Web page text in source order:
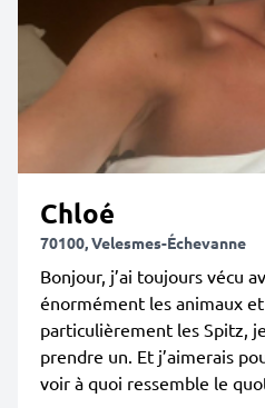
Chloé
70100, Velesmes-Échevanne
Bonjour, j’ai toujours vécu
énormément les animaux
particulièrement les Spitz,
prendre un. Et j’aimerais
voir à quoi ressemble le